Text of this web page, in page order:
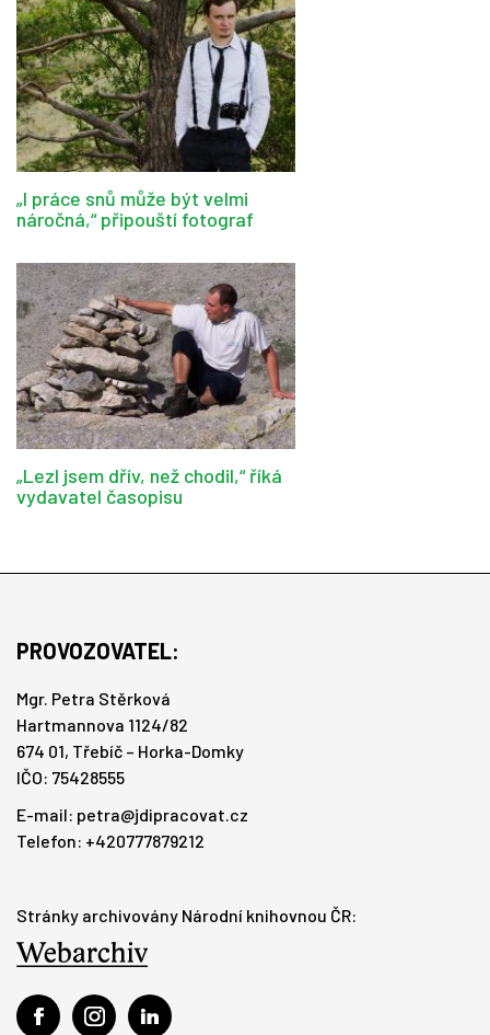
„I práce snů může být velmi
náročná,“ připouští fotograf
„Lezl jsem dřív, než chodil,“ říká
vydavatel časopisu
PROVOZOVATEL:
Mgr. Petra Stěrková
Hartmannova 1124/82
674 01, Třebíč – Horka-Domky
IČO: 75428555
E-mail: petra@jdipracovat.cz
Telefon: +420777879212
Stránky archivovány Národní knihovnou ČR: